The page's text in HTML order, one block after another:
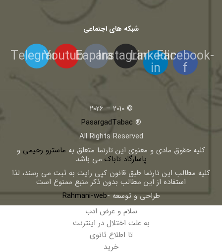
شبکه های اجتماعی
Facebook-
f
Linkedin-
in
Instagram
Eaparat
Youtube
Telegram
© 2010 – 2026
®
PasargadTabac
All Rights Reserved
كليه حقوق مادی و معنوی اين تارنما متعلق به ماسترو رحیمی و
پاسارگاد تاباک می باشد
کلیه مطالب این تارنما طبق قانون کپی رایت به ثبت می رسند، لذا
استفاده از این مطالب بدون ذکر منبع ممنوع است
طراحی و توسعه -Rahmani-web
سلام و عرض ادب
به علت اختلال در اینترنت
تا اطلاع ثانوی
خرید